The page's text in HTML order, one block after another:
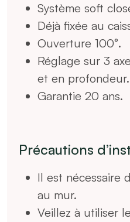
Système soft
Déjà fixée au
Ouverture 100°.
Réglage sur 3
et en profondeur.
Garantie 20 ans.
Précautions
Il est nécessaire
au mur.
Veillez à utiliser